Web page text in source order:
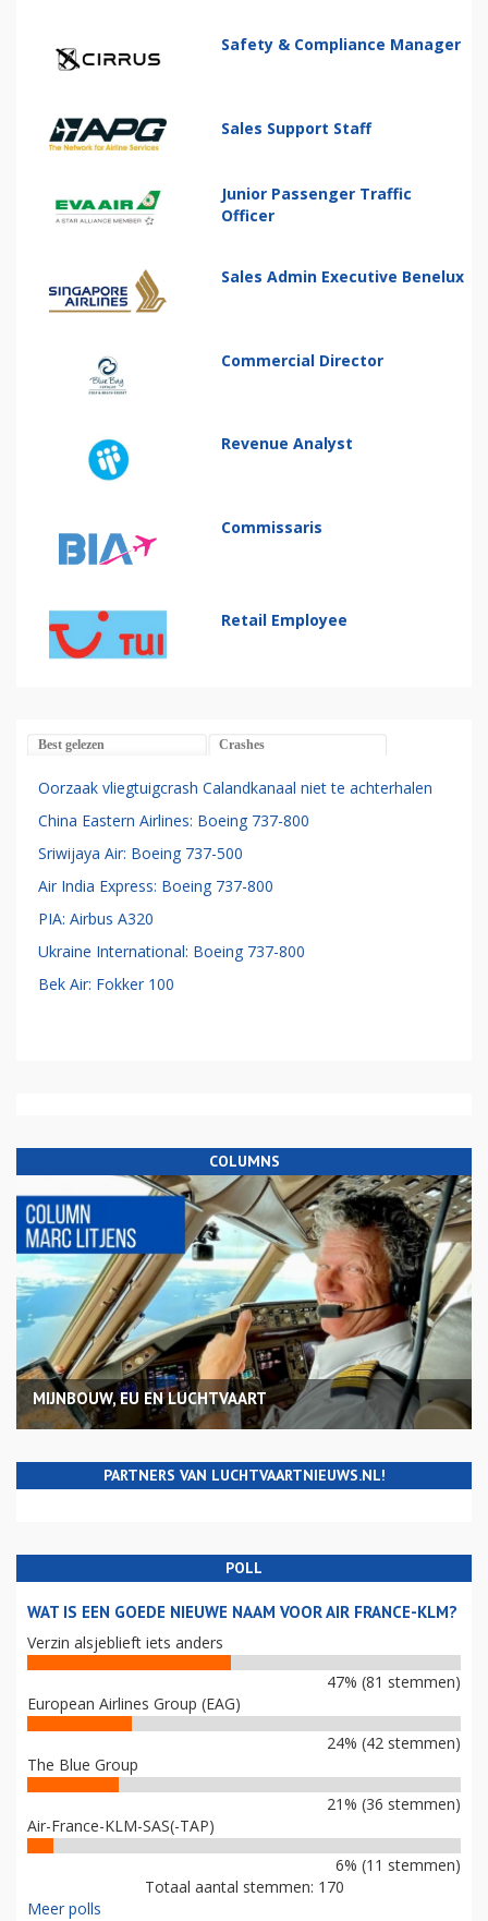
Safety & Compliance Manager
Sales Support Staff
Junior Passenger Traffic
Officer
Sales Admin Executive Benelux
Commercial Director
Revenue Analyst
Commissaris
Retail Employee
Best gelezen Crashes
Oorzaak vliegtuigcrash Calandkanaal niet te achterhalen
China Eastern Airlines: Boeing 737-800
Sriwijaya Air: Boeing 737-500
Air India Express: Boeing 737-800
PIA: Airbus A320
Ukraine International: Boeing 737-800
Bek Air: Fokker 100
COLUMNS
MIJNBOUW, EU EN LUCHTVAART
PARTNERS VAN LUCHTVAARTNIEUWS.NL!
POLL
WAT IS EEN GOEDE NIEUWE NAAM VOOR AIR FRANCE-KLM?
Verzin alsjeblieft iets anders
47% (81 stemmen)
European Airlines Group (EAG)
24% (42 stemmen)
The Blue Group
21% (36 stemmen)
Air-France-KLM-SAS(-TAP)
6% (11 stemmen)
Totaal aantal stemmen: 170
Meer polls